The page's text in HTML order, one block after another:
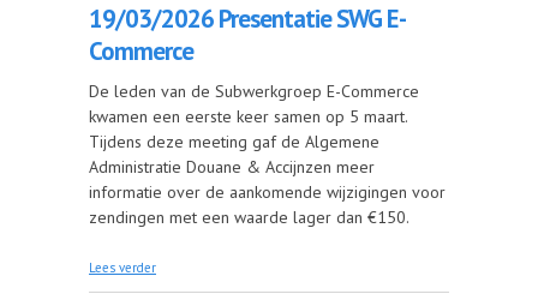
19/03/2026 Presentatie SWG E-
Commerce
De leden van de Subwerkgroep E-Commerce
kwamen een eerste keer samen op 5 maart.
Tijdens deze meeting gaf de Algemene
Administratie Douane & Accijnzen meer
informatie over de aankomende wijzigingen voor
zendingen met een waarde lager dan €150.
Lees verder